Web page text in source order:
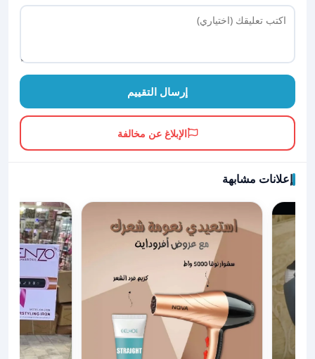
إرسال التقييم
الإبلاغ عن مخالفة
إعلانات مشابهة